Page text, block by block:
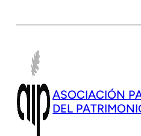
ASOCIACIÓN
DEL